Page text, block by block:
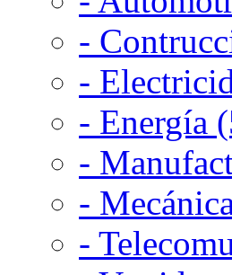
-
-
- Energía
-
-
-